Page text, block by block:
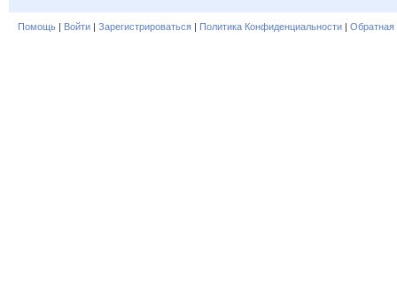
Помощь | Войти | Зарегистрироваться | Политика Конфиденциальности | Обратная